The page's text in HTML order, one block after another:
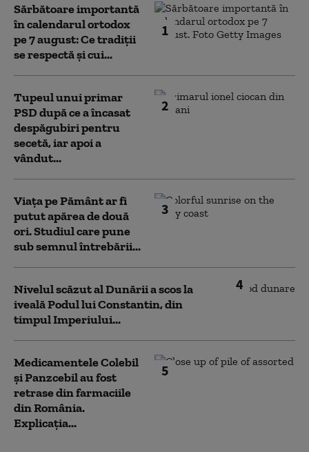
1
Sărbătoare importantă
în calendarul ortodox
pe 7 august: Ce tradiții
se respectă și cui...
2
Tupeul unui primar
PSD după ce a încasat
despăgubiri pentru
secetă, iar apoi a
vândut...
3
Viața pe Pământ ar fi
putut apărea de două
ori. Studiul care pune
sub semnul întrebării...
4
Nivelul scăzut al Dunării a scos la
iveală Podul lui Constantin, din
timpul Imperiului...
5
Medicamentele Colebil
și Panzcebil au fost
retrase din farmaciile
din România.
Explicația...